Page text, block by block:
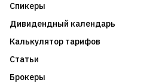
Спикеры
Дивидендный календарь
Калькулятор тарифов
Статьи
Брокеры